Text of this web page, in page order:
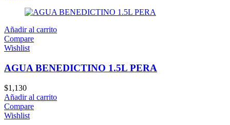
Añadir al carrito
Compare
Wishlist
AGUA BENEDICTINO 1.5L PERA
$1,130
Añadir al carrito
Compare
Wishlist